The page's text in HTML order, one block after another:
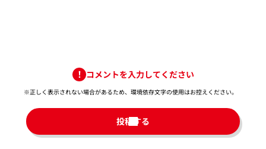
コメントを入力してください
※正しく表示されない場合があるため、環境依存文字の使用はお控えください。​
投稿する